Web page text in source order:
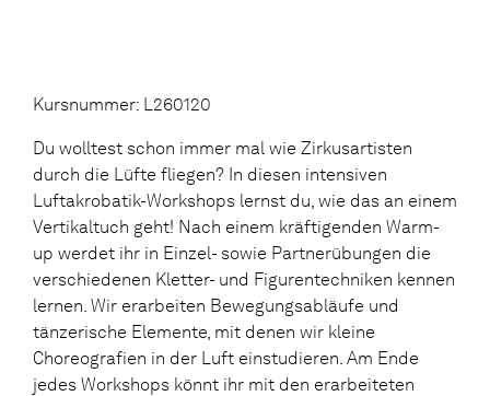
Kursnummer: L260120
Du wolltest schon immer mal wie Zirkusartisten
durch die Lüfte fliegen? In diesen intensiven
Luftakrobatik-Workshops lernst du, wie das an einem
Vertikaltuch geht! Nach einem kräftigenden Warm-
up werdet ihr in Einzel- sowie Partnerübungen die
verschiedenen Kletter- und Figurentechniken kennen
lernen. Wir erarbeiten Bewegungsabläufe und
tänzerische Elemente, mit denen wir kleine
Choreografien in der Luft einstudieren. Am Ende
jedes Workshops könnt ihr mit den erarbeiteten